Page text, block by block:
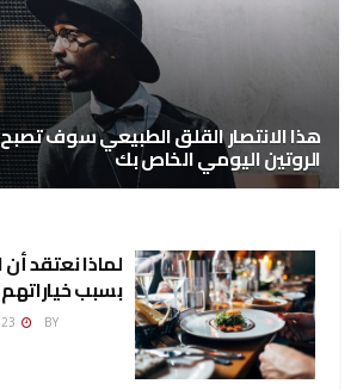
هذا الانتصار القلق الطبيعي سوف
الروتين اليومي الخاص بك
لماذا نعتقد
بسبب
BY